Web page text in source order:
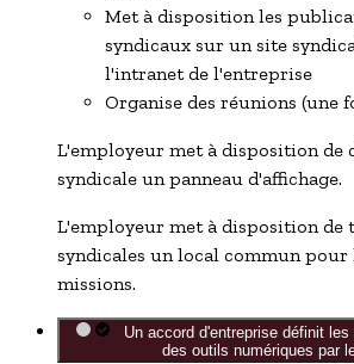
Met à disposition les
syndicaux sur un site
l'intranet de l'entreprise
Organise des réunions (une
L'employeur met à disposition de
syndicale un panneau d'affichage.
L'employeur met à disposition de
syndicales un local commun pour
missions.
Un accord d'entreprise définit
des outils numériques par